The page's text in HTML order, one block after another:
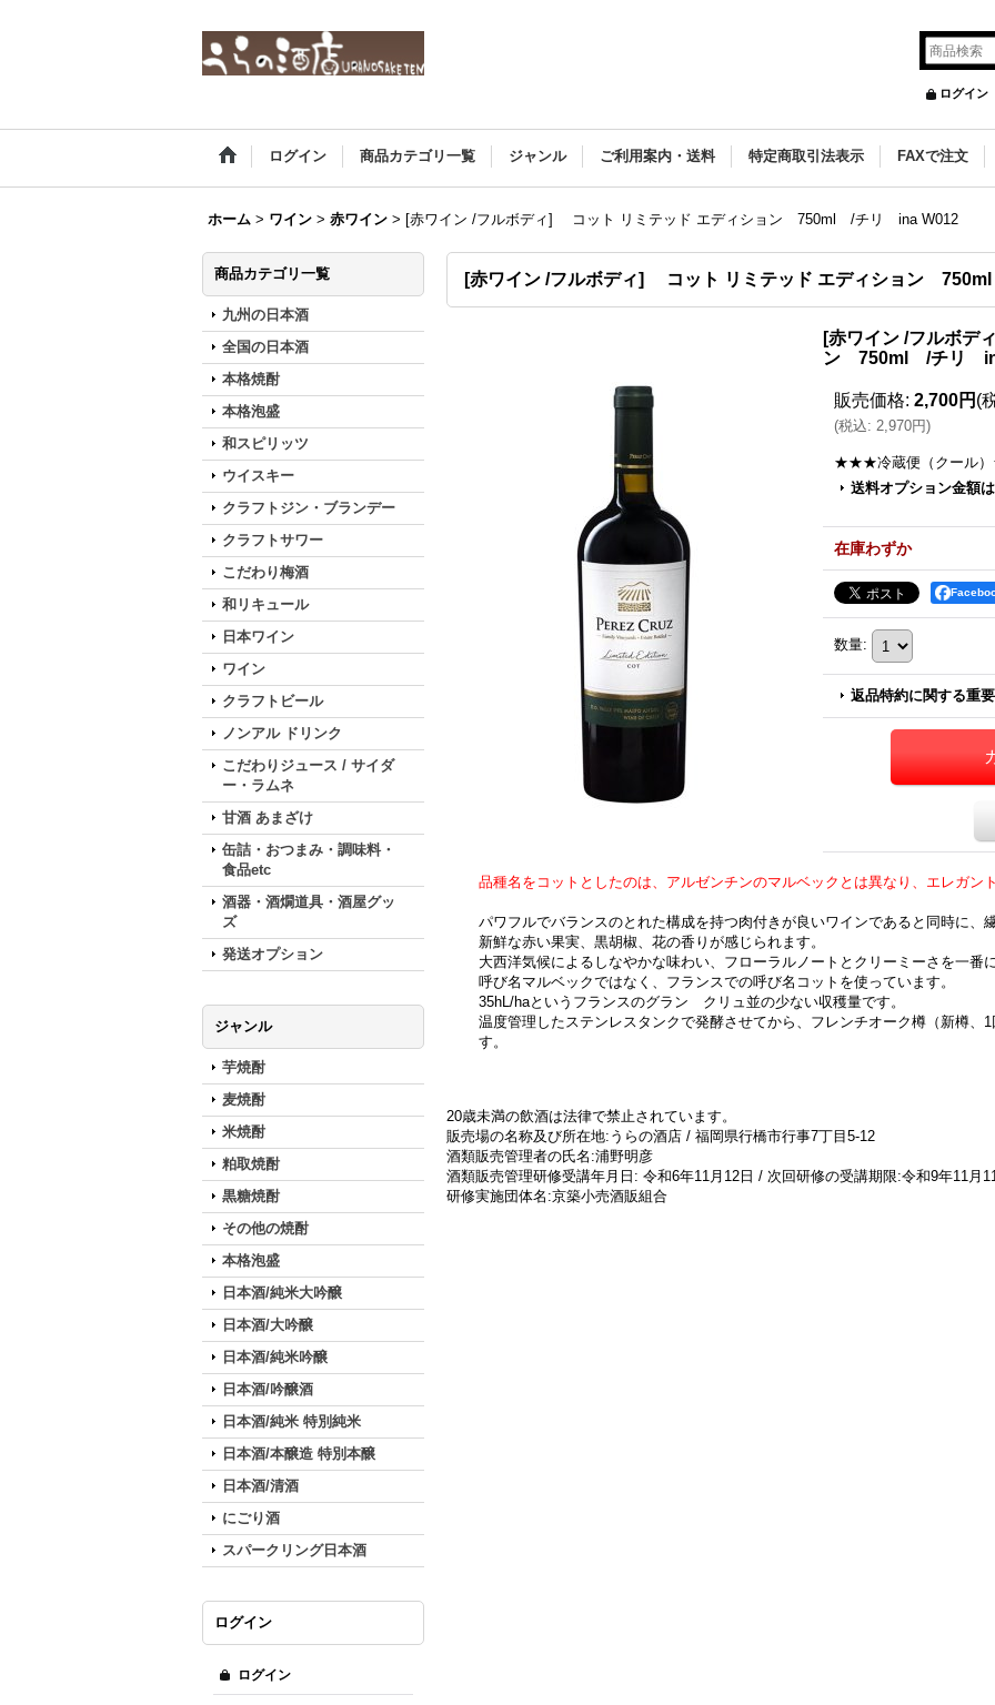
ログイン
ログイン 商品カテゴリ一覧 ジャンル ご利用案内・送料 特定商取引法表示 FAXで注文
ホーム > ワイン > 赤ワイン > [赤ワイン /フルボディ] コット リミテッド エディション 750ml /チリ ina W012
商品カテゴリ一覧
九州の日本酒
全国の日本酒
本格焼酎
本格泡盛
和スピリッツ
ウイスキー
クラフトジン・ブランデー
クラフトサワー
こだわり梅酒
和リキュール
日本ワイン
ワイン
クラフトビール
ノンアル ドリンク
こだわりジュース / サイダ
ー・ラムネ
甘酒 あまざけ
缶詰・おつまみ・調味料・
食品etc
酒器・酒燗道具・酒屋グッ
ズ
発送オプション
ジャンル
芋焼酎
麦焼酎
米焼酎
粕取焼酎
黒糖焼酎
その他の焼酎
本格泡盛
日本酒/純米大吟醸
日本酒/大吟醸
日本酒/純米吟醸
日本酒/吟醸酒
日本酒/純米 特別純米
日本酒/本醸造 特別本醸
日本酒/清酒
にごり酒
スパークリング日本酒
ログイン
ログイン
[赤ワイン /フルボディ] コット リミテッド エディション
[赤ワイン /フルボデ
ン 750ml /チリ
販売価格: 2,700円 (
(税込: 2,970円)
★★★冷蔵便（クール
送料オプション金額
在庫わずか
数量:
返品特約に関する重
品種名をコットとしたのは、アルゼンチンのマルベックとは異なり、エレガン
パワフルでバランスのとれた構成を持つ肉付きが良いワインであると同時に、
新鮮な赤い果実、黒胡椒、花の香りが感じられます。
大西洋気候によるしなやかな味わい、フローラルノートとクリーミーさを一番
呼び名マルベックではなく、フランスでの呼び名コットを使っています。
35hL/haというフランスのグラン クリュ並の少ない収穫量です。
温度管理したステンレスタンクで発酵させてから、フレンチオーク樽（新樽、
す。
20歳未満の飲酒は法律で禁止されています。
販売場の名称及び所在地:うらの酒店 / 福岡県行橋市行事7丁目5-12
酒類販売管理者の氏名:浦野明彦
酒類販売管理研修受講年月日: 令和6年11月12日 / 次回研修の受講期限:令和9年11月
研修実施団体名:京築小売酒販組合